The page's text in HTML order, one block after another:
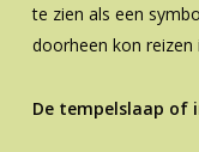
te zien als een
doorheen kon reizen
De tempelslaap of